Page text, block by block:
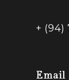
+ (94)
Email